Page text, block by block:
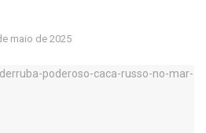
maio de 2025